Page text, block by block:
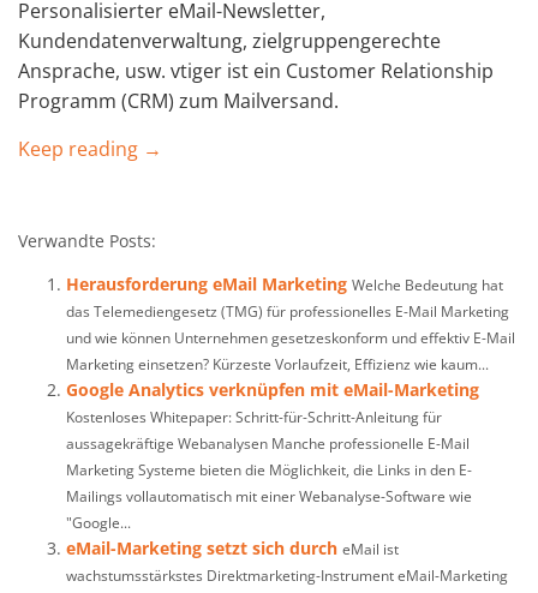
Personalisierter eMail-Newsletter,
Kundendatenverwaltung, zielgruppengerechte
Ansprache, usw. vtiger ist ein Customer Relationship
Programm (CRM) zum Mailversand.
Keep reading →
Verwandte Posts:
Herausforderung eMail Marketing Welche Bedeutung hat
das Telemediengesetz (TMG) für professionelles E-Mail Marketing
und wie können Unternehmen gesetzeskonform und effektiv E-Mail
Marketing einsetzen? Kürzeste Vorlaufzeit, Effizienz wie kaum...
Google Analytics verknüpfen mit eMail-Marketing
Kostenloses Whitepaper: Schritt-für-Schritt-Anleitung für
aussagekräftige Webanalysen Manche professionelle E-Mail
Marketing Systeme bieten die Möglichkeit, die Links in den E-
Mailings vollautomatisch mit einer Webanalyse-Software wie
"Google...
eMail-Marketing setzt sich durch eMail ist
wachstumsstärkstes Direktmarketing-Instrument eMail-Marketing